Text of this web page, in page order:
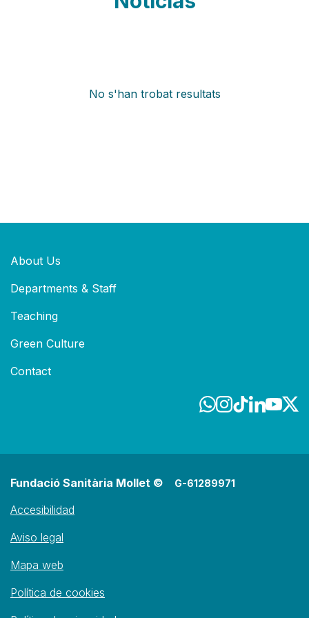
No s'han trobat resultats
About Us
Departments & Staff
Teaching
Green Culture
Contact
Fundació Sanitària Mollet © G-61289971
Accesibilidad
Aviso legal
Mapa web
Política de cookies